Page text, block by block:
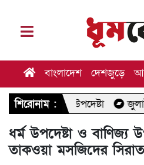
বাংলাদেশ দেশজুড়ে
শিরোনাম :
উপদেষ্টা জুলাই ঘোষণাপত্র
ধর্ম উপদেষ্টা ও বাণিজ্য
তাকওয়া মসজিদের সিরাত